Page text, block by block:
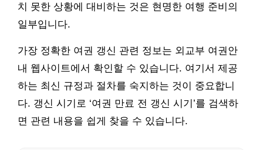
치 못한 상황에 대비하는 것은 현명한 여행 준비의
일부입니다.
가장 정확한 여권 갱신 관련 정보는 외교부 여권안
내 웹사이트에서 확인할 수 있습니다. 여기서 제공
하는 최신 규정과 절차를 숙지하는 것이 중요합니
다. 갱신 시기로 ‘여권 만료 전 갱신 시기’를 검색하
면 관련 내용을 쉽게 찾을 수 있습니다.